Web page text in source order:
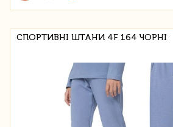
СПОРТИВНІ ШТАНИ 4F 164 ЧОРНІ